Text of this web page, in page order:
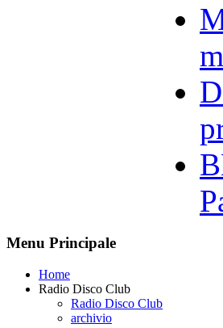
Menu Principale
Home
Radio Disco Club
Radio Disco Club
archivio